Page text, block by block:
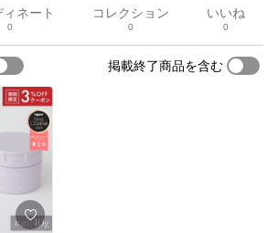
ィネート
0
コレクション
0
いいね
0
掲載終了商品を含む